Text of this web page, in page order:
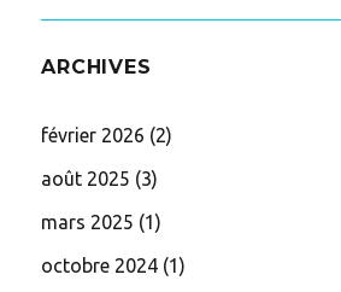
ARCHIVES
février 2026 (2)
août 2025 (3)
mars 2025 (1)
octobre 2024 (1)